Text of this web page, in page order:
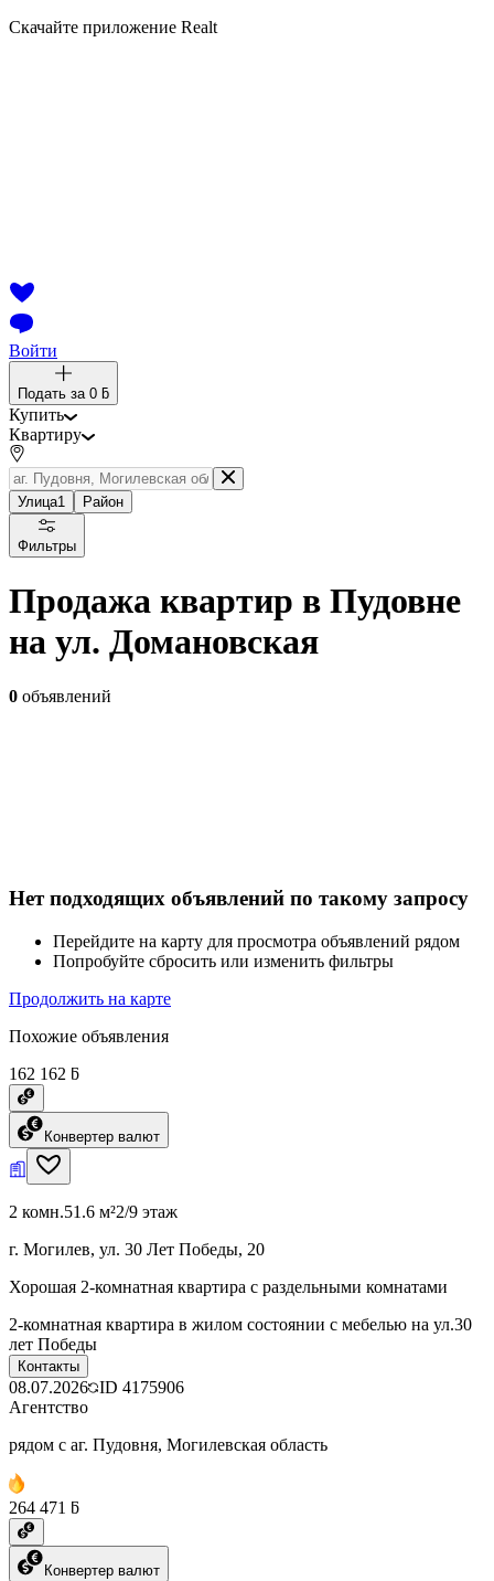
Скачайте приложение Realt
Войти
Подать за 0 ƃ
Купить
Квартиру
Улица1 Район
Фильтры
Продажа квартир в Пудовне
на ул. Домановская
0 объявлений
Нет подходящих объявлений по такому запросу
Перейдите на карту для просмотра объявлений рядом
Попробуйте сбросить или изменить фильтры
Продолжить на карте
Похожие объявления
162 162 ƃ
Конвертер валют
2 комн.51.6 м²2/9 этаж
г. Могилев, ул. 30 Лет Победы, 20
Хорошая 2-комнатная квартира с раздельными комнатами
2-комнатная квартира в жилом состоянии с мебелью на ул.30
лет Победы
Контакты
08.07.2026 ID 4175906
Агентство
рядом с аг. Пудовня, Могилевская область
264 471 ƃ
Конвертер валют